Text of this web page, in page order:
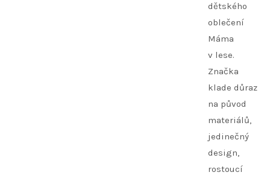
dětského
oblečení
Máma
v lese.
Značka
klade důraz
na původ
materiálů,
jedinečný
design,
rostoucí